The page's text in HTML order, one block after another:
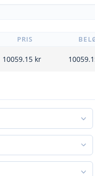
PRIS
10059.15 kr